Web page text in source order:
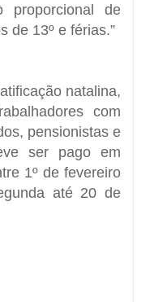
proporcional de
de 13º e férias.”
natalina,
com
pensionistas e
ser pago em
1º de fevereiro
até 20 de